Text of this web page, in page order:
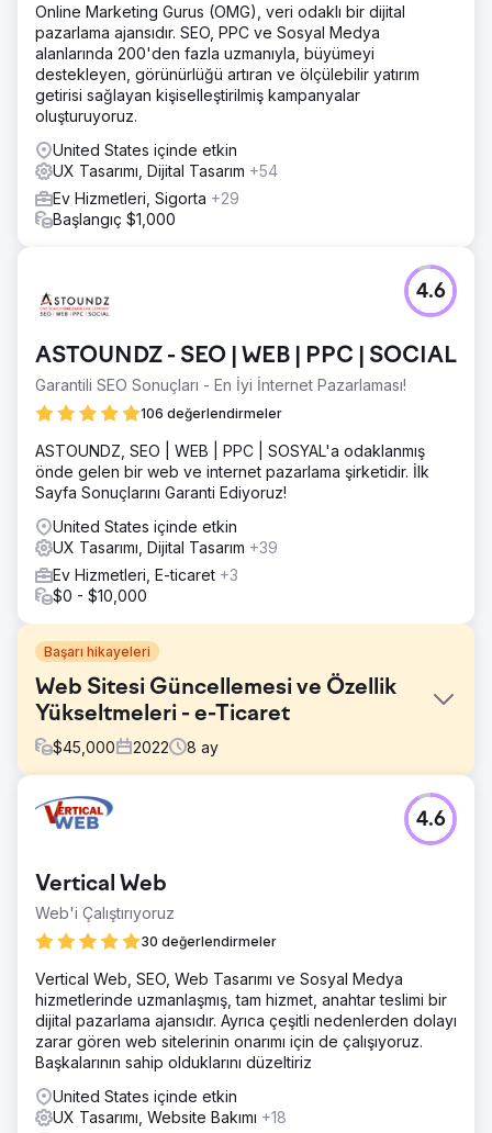
Online Marketing Gurus (OMG), veri odaklı bir dijital
pazarlama ajansıdır. SEO, PPC ve Sosyal Medya
alanlarında 200'den fazla uzmanıyla, büyümeyi
destekleyen, görünürlüğü artıran ve ölçülebilir yatırım
getirisi sağlayan kişiselleştirilmiş kampanyalar
oluşturuyoruz.
United States içinde etkin
UX Tasarımı, Dijital Tasarım +54
Ev Hizmetleri, Sigorta +29
Başlangıç $1,000
ASTOUNDZ - SEO | WEB | PPC | SOCIAL
Garantili SEO Sonuçları - En İyi İnternet Pazarlaması!
106 değerlendirmeler
4.6
ASTOUNDZ, SEO | WEB | PPC | SOSYAL'a odaklanmış
önde gelen bir web ve internet pazarlama şirketidir. İlk
Sayfa Sonuçlarını Garanti Ediyoruz!
United States içinde etkin
UX Tasarımı, Dijital Tasarım +39
Ev Hizmetleri, E-ticaret +3
$0 - $10,000
Başarı hikayeleri
Web Sitesi Güncellemesi ve Özellik
Yükseltmeleri - e-Ticaret
$45,000 2022 8 ay
Meydan Okuma
Müşterinin, mobil cihazlarda çalışmayan ve siparişleri
yerine getirmek, sayfaları güncellemek ve envanteri takip
gerektiren eski bir e-Ticaret web sitesi vardı.
Çözüm
Living Proof Creative, Rekabet Analizi gerçekleştirdi, UX
platformunda bir web sitesi tasarladı ve geliştirdi.
Sonuç
Proje baştan sona büyük bir başarıydı. Müşteri ekibi
harikaydı ve yeni web sitesinin kullanımının ne kadar kolay
çok memnundu.
Vertical Web
Web'i Çalıştırıyoruz
30 değerlendirmeler
4.6
Vertical Web, SEO, Web Tasarımı ve Sosyal Medya
hizmetlerinde uzmanlaşmış, tam hizmet, anahtar teslimi bir
dijital pazarlama ajansıdır. Ayrıca çeşitli nedenlerden dolayı
zarar gören web sitelerinin onarımı için de çalışıyoruz.
Başkalarının sahip olduklarını düzeltiriz
United States içinde etkin
UX Tasarımı, Website Bakımı +18